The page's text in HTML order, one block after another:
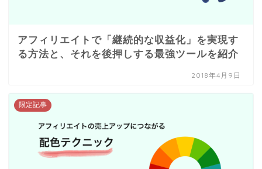
アフィリエイトで「継続的な収益化」を実現す
る方法と、それを後押しする最強ツールを紹介
2018年4月9日
限定記事